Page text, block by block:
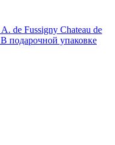
A. de Fussigny Chateau de
В подарочной упаковке